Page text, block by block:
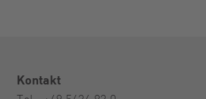
Kontakt